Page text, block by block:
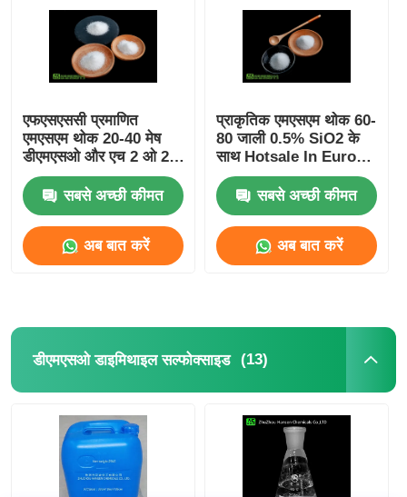
एफएसएससी प्रमाणित
एमएसएम थोक 20-40 मेष
डीएमएसओ और एच 2 ओ 2
ऑक्सीकरण और संश्लेषण
एमएसएमसबसे अच्छी कीमत
अब बात करें
प्राकृतिक एमएसएम थोक 60-
80 जाली 0.5% SiO2 के
साथ Hotsale In Europe
Suitalle For
Sportsmanसबसे अच्छी कीमत
अब बात करें
डीएमएसओ डाइमिथाइल सल्फोक्साइड (13)